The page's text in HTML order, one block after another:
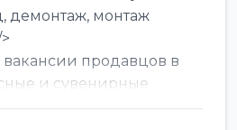
демонтаж, монтаж
вакансии продавцов в
и сувенирные